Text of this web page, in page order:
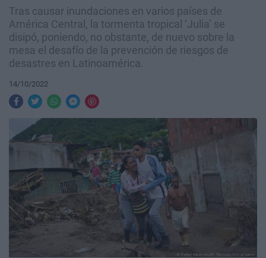
Tras causar inundaciones en varios países de
América Central, la tormenta tropical ‘Julia’ se
disipó, poniendo, no obstante, de nuevo sobre la
mesa el desafío de la prevención de riesgos de
desastres en Latinoamérica.
14/10/2022